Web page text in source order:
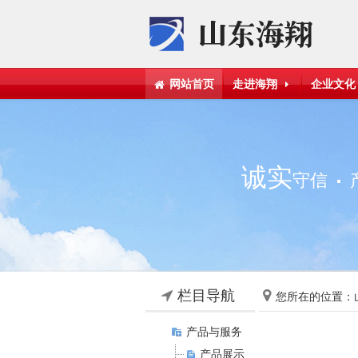
网站首页 走进海翔 企业文化
诚实守信
栏目导航
产品与服务
产品展示
您所在的位置：